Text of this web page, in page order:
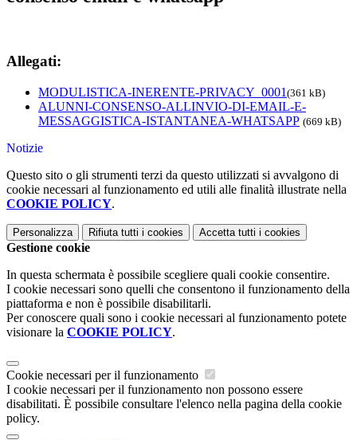
Allegati:
MODULISTICA-INERENTE-PRIVACY_0001 (361 kB)
ALUNNI-CONSENSO-ALLINVIO-DI-EMAIL-E-
MESSAGGISTICA-ISTANTANEA-WHATSAPP (669 kB)
Notizie
Questo sito o gli strumenti terzi da questo utilizzati si avvalgono di
cookie necessari al funzionamento ed utili alle finalità illustrate nella
COOKIE POLICY.
Personalizza Rifiuta tutti i cookies Accetta tutti i cookies
Gestione cookie
In questa schermata è possibile scegliere quali cookie consentire.
I cookie necessari sono quelli che consentono il funzionamento della
piattaforma e non è possibile disabilitarli.
Per conoscere quali sono i cookie necessari al funzionamento potete
visionare la COOKIE POLICY.
Cookie necessari per il funzionamento
I cookie necessari per il funzionamento non possono essere
disabilitati. È possibile consultare l'elenco nella pagina della cookie
policy.